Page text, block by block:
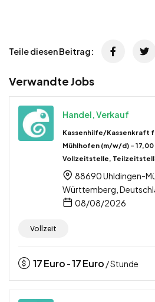
Teile diesen Beitrag:
Verwandte Jobs
Handel, Verkauf
Kassenhilfe/Kassenkraft
Mühlhofen (m/w/d) –
Vollzeitstelle,
88690 Uhldingen-
Württemberg,
08/08/2026
Vollzeit
17Euro -17Euro / Stunde